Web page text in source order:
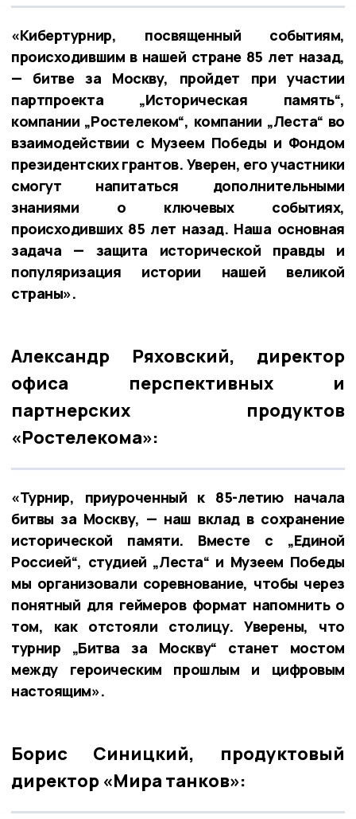
«Кибертурнир, посвященный событиям,
происходившим в нашей стране 85 лет назад,
— битве за Москву, пройдет при участии
партпроекта „Историческая память“,
компании „Ростелеком“, компании „Леста“ во
взаимодействии с Музеем Победы и Фондом
президентских грантов. Уверен, его участники
смогут напитаться дополнительными
знаниями о ключевых событиях,
происходивших 85 лет назад. Наша основная
задача — защита исторической правды и
популяризация истории нашей великой
страны».
Александр Ряховский, директор
офиса перспективных и
партнерских продуктов
«Ростелекома»:
«Турнир, приуроченный к 85-летию начала
битвы за Москву, — наш вклад в сохранение
исторической памяти. Вместе с „Единой
Россией“, студией „Леста“ и Музеем Победы
мы организовали соревнование, чтобы через
понятный для геймеров формат напомнить о
том, как отстояли столицу. Уверены, что
турнир „Битва за Москву“ станет мостом
между героическим прошлым и цифровым
настоящим».
Борис Синицкий, продуктовый
директор «Мира танков»: